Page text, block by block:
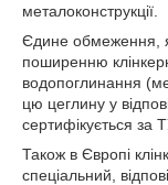
металоконструкції.
Єдине обмеження,
поширенню
водопоглинання
цю цеглину у
сертифікується за
Також в Європі
спеціальний,